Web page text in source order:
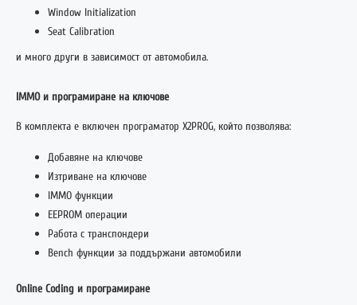
Window Initialization
Seat Calibration
и много други в зависимост от автомобила.
IMMO и програмиране на ключове
В комплекта е включен програматор X2PROG, който позволява:
Добавяне на ключове
Изтриване на ключове
IMMO функции
EEPROM операции
Работа с транспондери
Bench функции за поддържани автомобили
Online Coding и програмиране